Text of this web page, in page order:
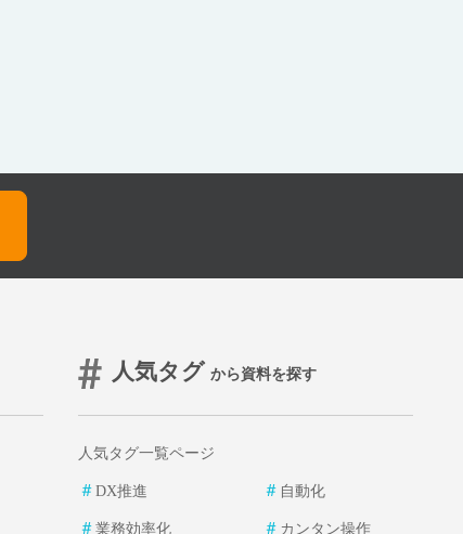
人気タグ から資料を探す
人気タグ一覧ページ
＃ DX推進
＃ 業務効率化
＃ 自動化
＃ カンタン操作